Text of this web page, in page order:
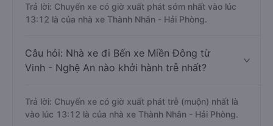
Trả lời: Chuyến xe có giờ xuất phát sớm nhất vào lúc
13:12 là của nhà xe Thành Nhân - Hải Phòng.
Câu hỏi: Nhà xe đi Bến xe Miền Đông từ
Vinh - Nghệ An nào khởi hành trễ nhất?
Trả lời: Chuyến xe có giờ xuất phát trễ (muộn) nhất là
vào lúc 13:12 là của nhà xe Thành Nhân - Hải Phòng.